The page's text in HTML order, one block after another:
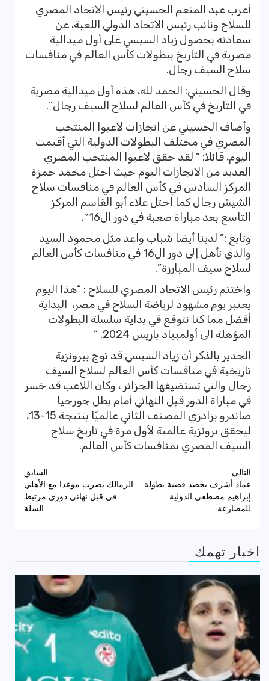
أعرب عبد المنعم الحسيني رئيس الاتحاد المصري
للسلاح ونائب رئيس الاتحاد الدولي اللعبة، عن
سعادته بحصول زياد السيسي على أول ميدالية
مصرية في التاريخ ببطولات كأس العالم في منافسات
سلاح السيف رجال.
وقال الحسيني: الحمد لله، هذه أول ميدالية مصرية
في التاريخ في كأس العالم لسلاح السيف رجال”.
وأضاف الحسيني عن انجازات لاعبوا المنتخب
المصري في مختلف البطولات الدولية التي أقيمت
اليوم، قائلا: ” لقد حقق لاعبوا المنتخب المصري
العديد من الانجازات اليوم حيث احتل محمد حمزة
المركز السادس في كأس العالم في منافسات سلاح
الشيش رجال كما احتل علاء أبو القاسم المركز
التاسع بعد مباراة صعبة في دور ال16″.
وتابع :” لدينا أيضا شباب واعد مثل محمود السيد
والذي تأهل إلى دور ال16 في منافسات كأس العالم
لسلاح سيف المبارزة”.
واختتم رئيس الاتحاد المصري للسلاح : “هذا اليوم
يعتبر يوم مشهود لرياضة السلاح في مصر، البداية
أفضل مما كنا نتوقع في بداية سلسلة البطولات
المؤهلة الى أولمبياد باريس 2024. “
الجدير بالذكر أن زياد السيسي قد توج ببرونزية
تاريخية في منافسات كأس العالم لسلاح السيف
رجال والتي تستضيفها الجزائر ، وكان اللاعب قد خسر
في مباراة الدور قبل النهائي أمام بطل جورجيا
صاندرو بزادزي المصنف الثاني عالميًا بنتيجة 15-13،
ليحقق برونزية عالمية لأول مرة في تاريخ سلاح
السيف المصري بمنافسات كأس العالم.
تصفّح
المقالات
السابق
الزمالك يضرب موعدا مع الأهلي
في قبل نهائي دوري مرتبط
السلة
التالي
عماد أشرف يحصد فضية بطولة
إبراهيم مصطفى الدولية
للمصارعة
اخبار تهمك